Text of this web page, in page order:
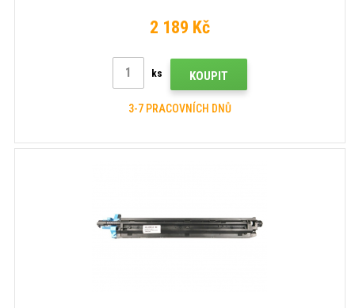
2 189 Kč
ks KOUPIT
3-7 PRACOVNÍCH DNŮ